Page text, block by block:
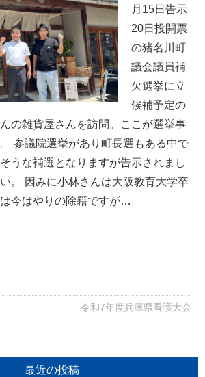
月15日告示
20日投開票
の猪名川町
議会議員補
欠選挙に立
候補予定の
んの雑貨屋さんを訪問。ここが選挙事
参議院選挙があり町長選もある中で
うな補選となりますが告示されまし
。 因みに小林さんは大阪教育大学卒
今はやりの除籍ですが…
令和7年度兵庫県看護大会
最近の投稿